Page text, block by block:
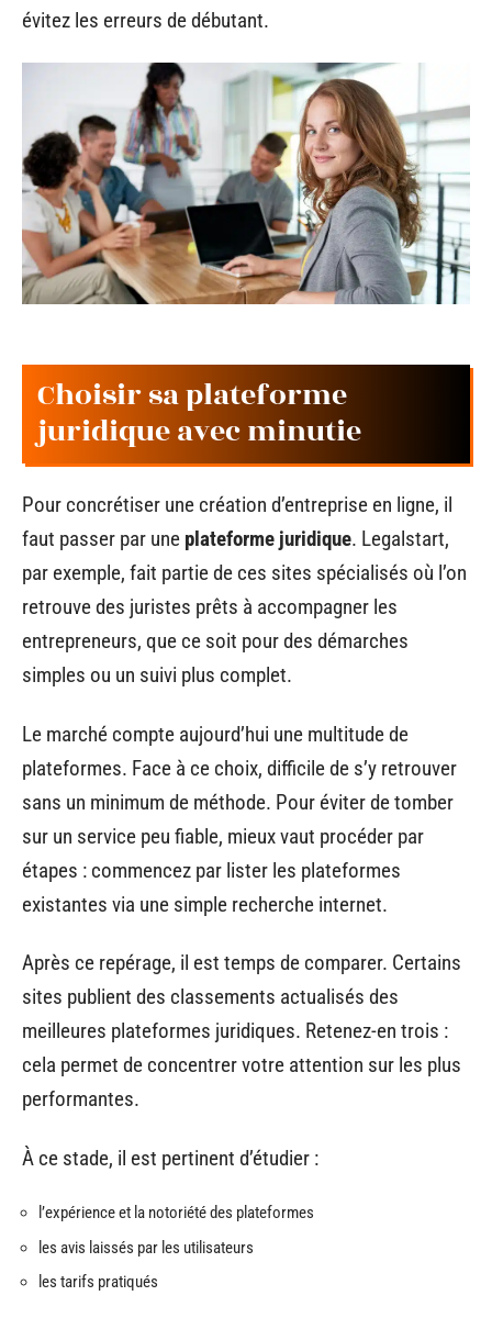
évitez les erreurs de débutant.
Choisir sa plateforme
juridique avec minutie
Pour concrétiser une création d’entreprise en ligne, il
faut passer par une plateforme juridique. Legalstart,
par exemple, fait partie de ces sites spécialisés où l’on
retrouve des juristes prêts à accompagner les
entrepreneurs, que ce soit pour des démarches
simples ou un suivi plus complet.
Le marché compte aujourd’hui une multitude de
plateformes. Face à ce choix, difficile de s’y retrouver
sans un minimum de méthode. Pour éviter de tomber
sur un service peu fiable, mieux vaut procéder par
étapes : commencez par lister les plateformes
existantes via une simple recherche internet.
Après ce repérage, il est temps de comparer. Certains
sites publient des classements actualisés des
meilleures plateformes juridiques. Retenez-en trois :
cela permet de concentrer votre attention sur les plus
performantes.
À ce stade, il est pertinent d’étudier :
l’expérience et la notoriété des plateformes
les avis laissés par les utilisateurs
les tarifs pratiqués